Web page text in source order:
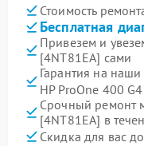
Стоимость
Бесплатная
Привезем и
[4NT81EA] сами
Гарантия на
HP ProOne 400
Срочный ремонт
[4NT81EA] в
Скидка для вас до